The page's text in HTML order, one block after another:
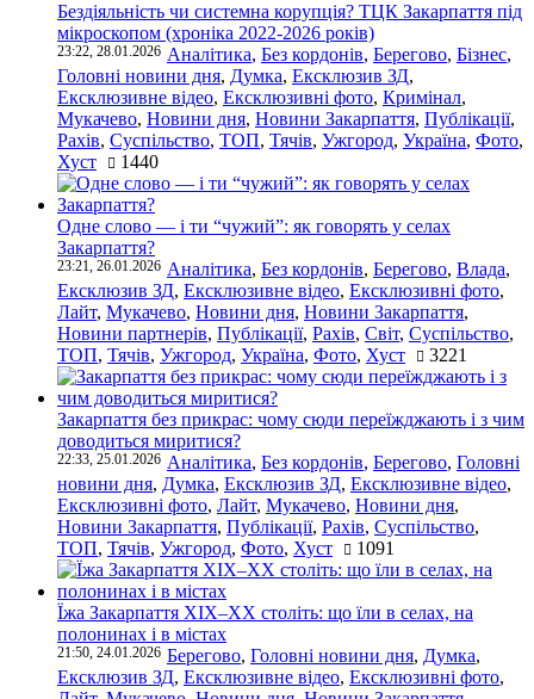
Бездіяльність чи системна корупція? ТЦК Закарпаття під
мікроскопом (хроніка 2022-2026 років)
23:22, 28.01.2026 Аналітика, Без кордонів, Берегово, Бізнес,
Головні новини дня, Думка, Ексклюзив ЗД,
Ексклюзивне відео, Ексклюзивні фото, Кримінал,
Мукачево, Новини дня, Новини Закарпаття, Публікації,
Рахів, Суспільство, ТОП, Тячів, Ужгород, Україна, Фото,
Хуст
1440
Одне слово — і ти “чужий”: як говорять у селах
Закарпаття?
23:21, 26.01.2026 Аналітика, Без кордонів, Берегово, Влада,
Ексклюзив ЗД, Ексклюзивне відео, Ексклюзивні фото,
Лайт, Мукачево, Новини дня, Новини Закарпаття,
Новини партнерів, Публікації, Рахів, Світ, Суспільство,
ТОП, Тячів, Ужгород, Україна, Фото, Хуст 3221
Закарпаття без прикрас: чому сюди переїжджають і з чим
доводиться миритися?
22:33, 25.01.2026 Аналітика, Без кордонів, Берегово, Головні
новини дня, Думка, Ексклюзив ЗД, Ексклюзивне відео,
Ексклюзивні фото, Лайт, Мукачево, Новини дня,
Новини Закарпаття, Публікації, Рахів, Суспільство,
ТОП, Тячів, Ужгород, Фото, Хуст 1091
Їжа Закарпаття ХІХ–ХХ століть: що їли в селах, на
полонинах і в містах
21:50, 24.01.2026 Берегово, Головні новини дня, Думка,
Ексклюзив ЗД, Ексклюзивне відео, Ексклюзивні фото,